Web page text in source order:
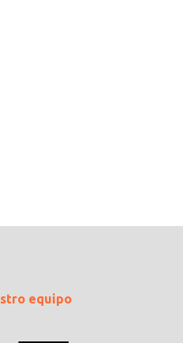
equipo